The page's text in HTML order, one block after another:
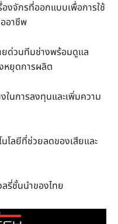
งจักรที่ออกแบบเพื่อการใช้
อาชีพ
ด่วนทีมช่างพร้อมดูแล
หยุดการผลิต
ในการลงทุนและเพิ่มความ
โลยีที่ช่วยลดของเสียและ
ลรี่ชั้นนำของไทย